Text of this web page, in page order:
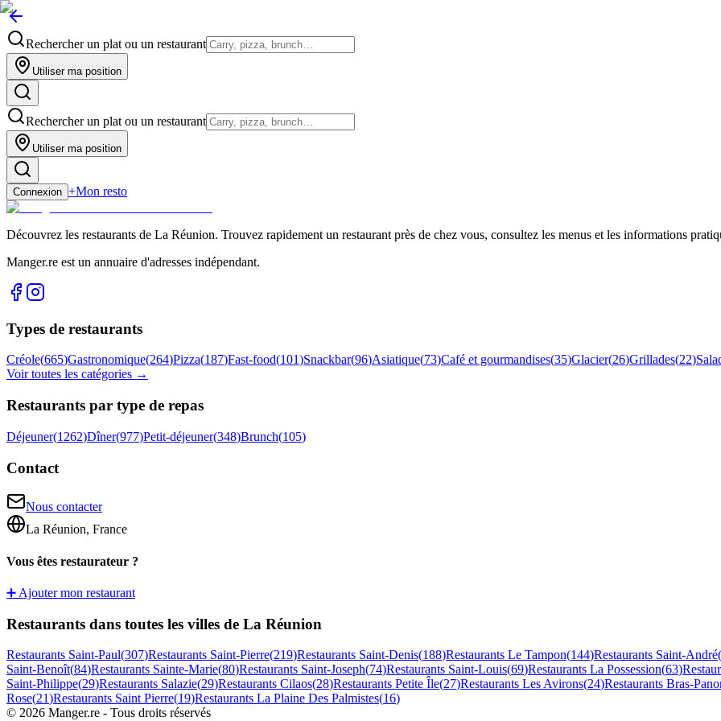
Rechercher un plat ou un restaurant
Utiliser ma position
Rechercher un plat ou un restaurant
Utiliser ma position
Connexion +Mon resto
Découvrez les restaurants de La Réunion. Trouvez rapidement un restaurant près de chez vous, consultez les menus et les informations
Manger.re est un annuaire d'adresses indépendant.
Types de restaurants
Créole(665)Gastronomique(264)Pizza(187)Fast-food(101)Snackbar(96)Asiatique(73)Café et gourmandises(35)Glacier(26)Grillades(22)
Voir toutes les catégories →
Restaurants par type de repas
Déjeuner(1262)Dîner(977)Petit-déjeuner(348)Brunch(105)
Contact
Nous contacter
La Réunion, France
Vous êtes restaurateur ?
➕ Ajouter mon restaurant
Restaurants dans toutes les villes de La Réunion
Restaurants Saint-Paul(307)Restaurants Saint-Pierre(219)Restaurants Saint-Denis(188)Restaurants Le Tampon(144)Restaurants Saint-André(
Saint-Benoît(84)Restaurants Sainte-Marie(80)Restaurants Saint-Joseph(74)Restaurants Saint-Louis(69)Restaurants La Possession(63)
Saint-Philippe(29)Restaurants Salazie(29)Restaurants Cilaos(28)Restaurants Petite Île(27)Restaurants Les Avirons(24)Restaurants Bras-
Rose(21)Restaurants Saint Pierre(19)Restaurants La Plaine Des Palmistes(16)
© 2026 Manger.re - Tous droits réservés